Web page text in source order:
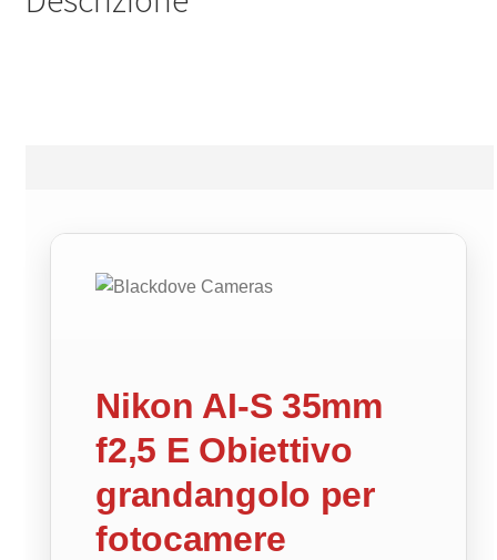
per
Nikon AI-S 35mm
f2,5 E Obiettivo
grandangolo per
fotocamere